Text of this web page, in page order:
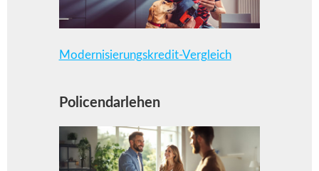
Modernisierungskredit-Vergleich
Policendarlehen